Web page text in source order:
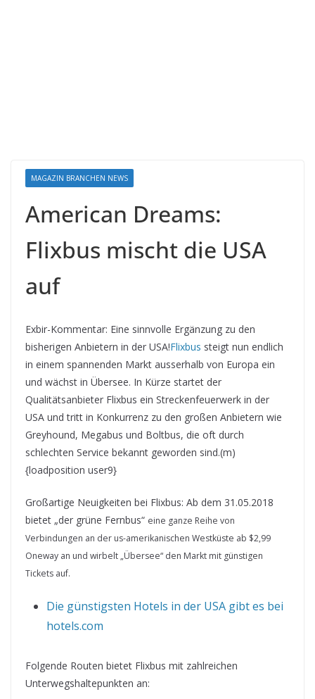
MAGAZIN BRANCHEN NEWS
American Dreams:
Flixbus mischt die USA
auf
Exbir-Kommentar: Eine sinnvolle Ergänzung zu den
bisherigen Anbietern in der USA!Flixbus steigt nun endlich
in einem spannenden Markt ausserhalb von Europa ein
und wächst in Übersee. In Kürze startet der
Qualitätsanbieter Flixbus ein Streckenfeuerwerk in der
USA und tritt in Konkurrenz zu den großen Anbietern wie
Greyhound, Megabus und Boltbus, die oft durch
schlechten Service bekannt geworden sind.(m)
{loadposition user9}
Großartige Neuigkeiten bei Flixbus: Ab dem 31.05.2018
bietet „der grüne Fernbus“ eine ganze Reihe von
Verbindungen an der us-amerikanischen Westküste ab $2,99
Oneway an und wirbelt „Übersee“ den Markt mit günstigen
Tickets auf.
Die günstigsten Hotels in der USA gibt es bei
hotels.com
Folgende Routen bietet Flixbus mit zahlreichen
Unterwegshaltepunkten an: